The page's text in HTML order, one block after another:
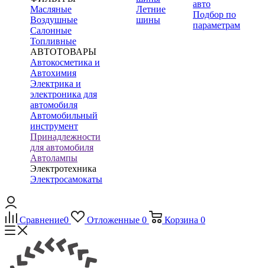
Масляные
Воздушные
Салонные
Топливные
АВТОТОВАРЫ
Автокосметика и
Автохимия
Электрика и
электроника для
автомобиля
Автомобильный
инструмент
Принадлежности
для автомобиля
Автолампы
Электротехника
Электросамокаты
Летние
шины
авто
Подбор по
параметрам
Сравнение0 Отложенные 0 Корзина 0